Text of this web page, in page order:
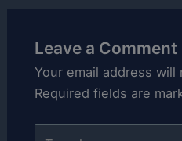
Leave a Comment
Your email address
Required fields are